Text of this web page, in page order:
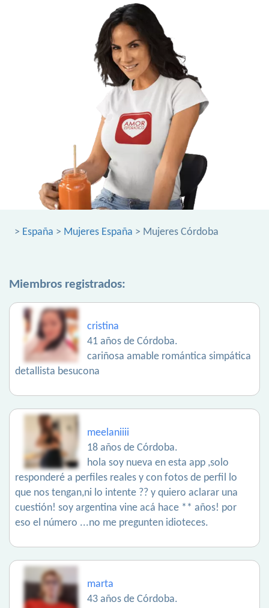
> España > Mujeres España > Mujeres Córdoba
Miembros registrados:
cristina
41 años de Córdoba.
cariñosa amable romántica simpática
detallista besucona
meelaniiii
18 años de Córdoba.
hola soy nueva en esta app ,solo
responderé a perfiles reales y con fotos de perfil lo
que nos tengan,ni lo intente ?? y quiero aclarar una
cuestión! soy argentina vine acá hace ** años! por
eso el número ...no me pregunten idioteces.
marta
43 años de Córdoba.